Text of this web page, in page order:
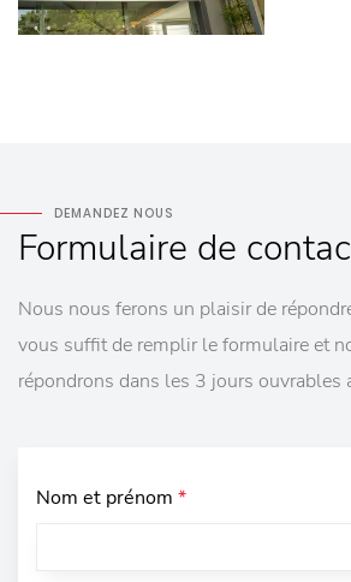
DEMANDEZ NOUS
Formulaire de
Nous nous ferons un plaisir de
vous suffit de remplir le formulaire et
répondrons dans les 3 jours ouvrables
Nom et prénom *